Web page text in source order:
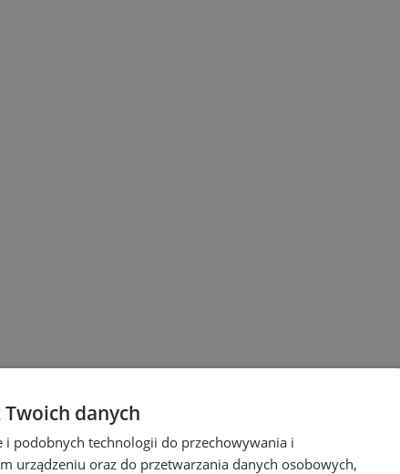
danych
podobnych technologii do przechowywania i
urządzeniu oraz do przetwarzania danych osobowych,